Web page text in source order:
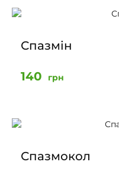
Спазмін
140 грн
Спазмокол